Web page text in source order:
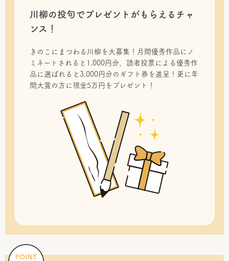
川柳の投句でプレゼントがもらえるチャ
ンス！
きのこにまつわる川柳を大募集！月間優秀作品にノ
ミネートされると1,000円分、読者投票による優秀作
品に選ばれると3,000円分のギフト券を進呈！更に年
間大賞の方に現金5万円をプレゼント！